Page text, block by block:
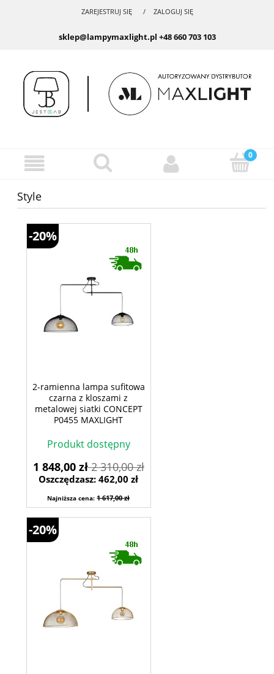
ZAREJESTRUJ SIĘ ZALOGUJ SIĘ
sklep@lampymaxlight.pl +48 660 703 103
Style
2-ramienna lampa sufitowa
czarna z kloszami z
metalowej siatki CONCEPT
P0455 MAXLIGHT
Produkt dostępny
1 848,00 zł2 310,00 zł
Oszczędzasz: 462,00 zł
Najniższa cena:1 617,00 zł
-20%
-20%